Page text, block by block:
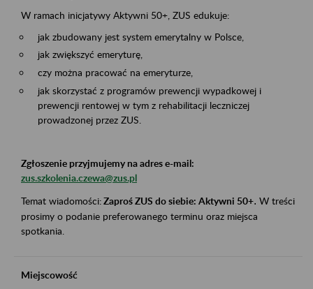
W ramach inicjatywy Aktywni 50+, ZUS edukuje:
jak zbudowany jest system emerytalny w Polsce,
jak zwiększyć emeryturę,
czy można pracować na emeryturze,
jak skorzystać z programów prewencji wypadkowej i
prewencji rentowej w tym z rehabilitacji leczniczej
prowadzonej przez ZUS.
Zgłoszenie przyjmujemy na adres e-mail:
zus.szkolenia.czewa@zus.pl
Temat wiadomości:Zaproś ZUS do siebie: Aktywni 50+. W treści
prosimy o podanie preferowanego terminu oraz miejsca
spotkania.
Miejscowość